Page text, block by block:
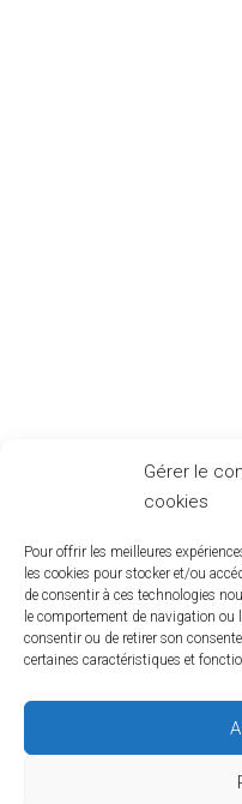
Gérer le
cookies
Pour offrir les meilleures
les cookies pour stocker et/ou
de consentir à ces technologies
le comportement de navigation ou
consentir ou de retirer son
certaines caractéristiques et